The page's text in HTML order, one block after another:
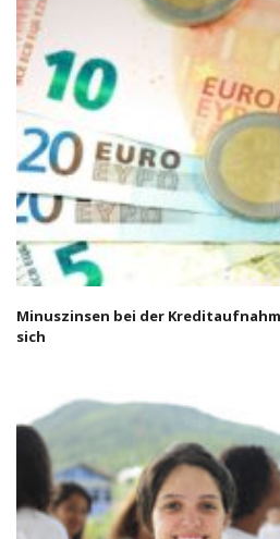
Minuszinsen bei der
sich